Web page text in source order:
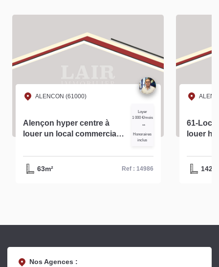
ALENCON (61000)
Alençon hyper centre à
louer un local commercial
Loyer
1 000 €/mois
**
Honoraires
inclus
63m² Ref : 14986
61-
louer
Nos Agences :